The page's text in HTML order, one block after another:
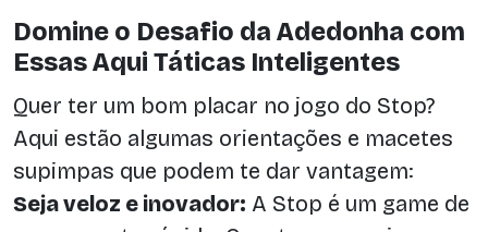
Domine o Desafio da Adedonha com
Essas Aqui Táticas Inteligentes
Quer ter um bom placar no jogo do Stop?
Aqui estão algumas orientações e macetes
supimpas que podem te dar vantagem:
Seja veloz e inovador: A Stop é um game de